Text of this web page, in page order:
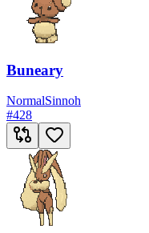
Buneary
NormalSinnoh
#428